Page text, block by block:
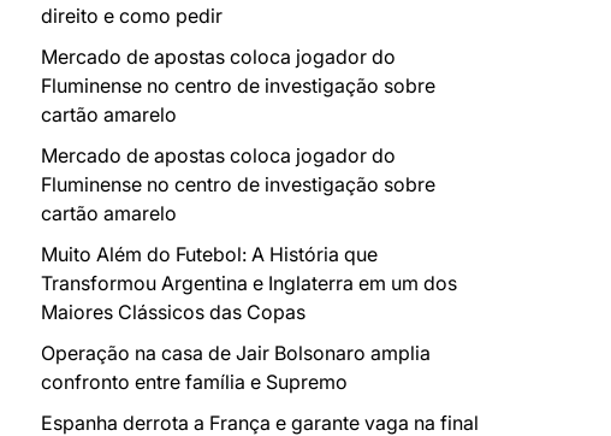
direito e como pedir
Mercado de apostas coloca jogador do
Fluminense no centro de investigação sobre
cartão amarelo
Mercado de apostas coloca jogador do
Fluminense no centro de investigação sobre
cartão amarelo
Muito Além do Futebol: A História que
Transformou Argentina e Inglaterra em um dos
Maiores Clássicos das Copas
Operação na casa de Jair Bolsonaro amplia
confronto entre família e Supremo
Espanha derrota a França e garante vaga na final